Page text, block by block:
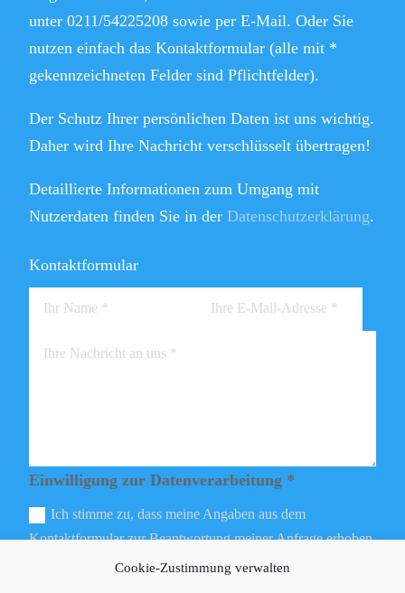
Cookie-Zustimmung verwalten
unter 0211/54225208 sowie per E-Mail. Oder Sie
nutzen einfach das Kontaktformular (alle mit *
gekennzeichneten Felder sind Pflichtfelder).
Der Schutz Ihrer persönlichen Daten ist uns wichtig.
Daher wird Ihre Nachricht verschlüsselt übertragen!
Detaillierte Informationen zum Umgang mit
Nutzerdaten finden Sie in derDatenschutzerklärung.
Kontaktformular
Einwilligung zur Datenverarbeitung *
Ich stimme zu, dass meine Angaben aus dem
Kontaktformular zur Beantwortung meiner Anfrage erhoben
und verarbeitet werden.